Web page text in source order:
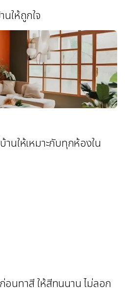
ให้ถูกใจ
นให้เหมาะกับทุกห้องใน
นทาสี ให้สีทนนาน ไม่ลอก